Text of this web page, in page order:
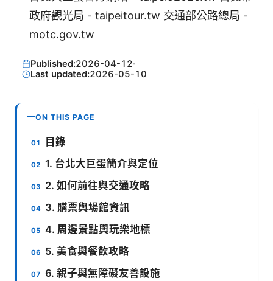
政府觀光局 - taipeitour.tw 交通部公路總局 -
motc.gov.tw
Published:2026-04-12·
Last updated:2026-05-10
ON THIS PAGE
目錄
1. 台北大巨蛋簡介與定位
2. 如何前往與交通攻略
3. 購票與場館資訊
4. 周邊景點與玩樂地標
5. 美食與餐飲攻略
6. 親子與無障礙友善設施